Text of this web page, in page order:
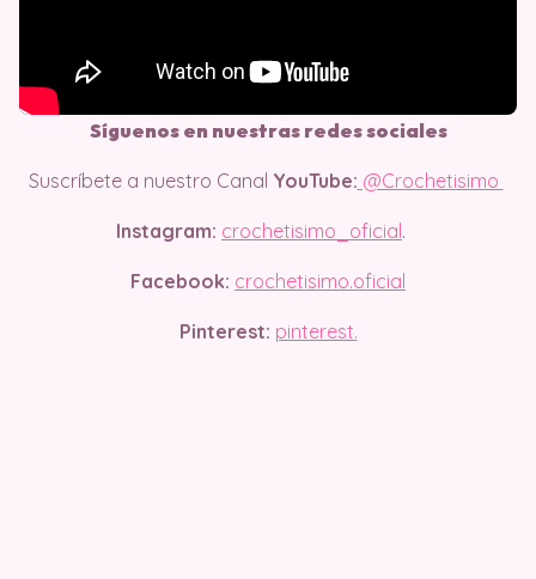
Síguenos en nuestras redes sociales
Suscríbete a nuestro Canal YouTube: @Crochetisimo
Instagram: crochetisimo_oficial.
Facebook: crochetisimo.oficial
Pinterest: pinterest.